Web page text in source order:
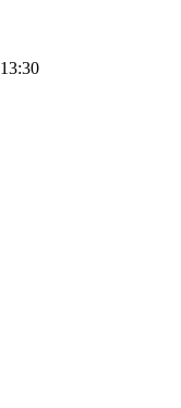
13:30